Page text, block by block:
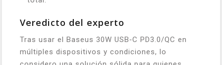
Veredicto del experto
Tras usar el Baseus 30W USB‑C PD3.0/QC en
múltiples dispositivos y condiciones, lo